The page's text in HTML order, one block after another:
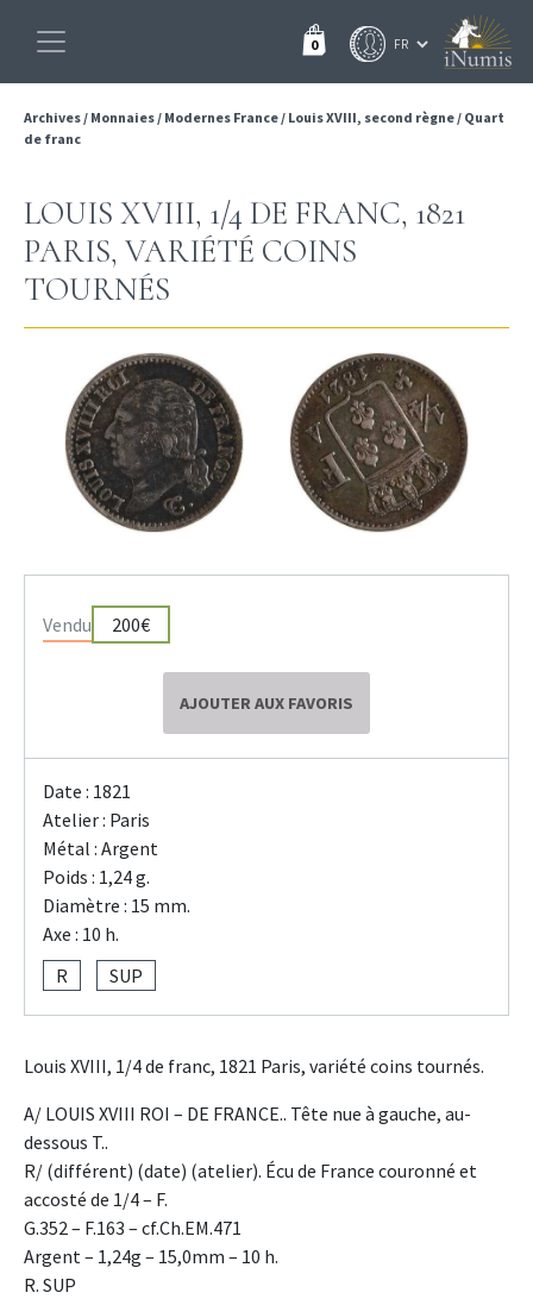
0
Archives/ Monnaies/ Modernes France/ Louis XVIII, second règne/ Quart
de franc
LOUIS XVIII, 1/4 DE FRANC, 1821
PARIS, VARIÉTÉ COINS
TOURNÉS
Vendu 200€
AJOUTER AUX FAVORIS
Date : 1821
Atelier : Paris
Métal : Argent
Poids : 1,24 g.
Diamètre : 15 mm.
Axe : 10 h.
R
SUP
Louis XVIII, 1/4 de franc, 1821 Paris, variété coins tournés.
A/ LOUIS XVIII ROI – DE FRANCE.. Tête nue à gauche, au-
dessous T..
R/ (différent) (date) (atelier). Écu de France couronné et
accosté de 1/4 – F.
G.352 – F.163 – cf.Ch.EM.471
Argent – 1,24g – 15,0mm – 10 h.
R. SUP